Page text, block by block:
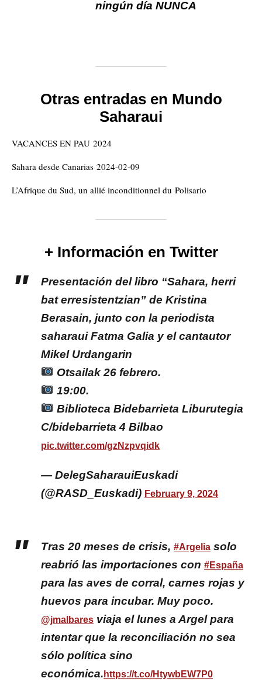
ningún día NUNCA
Otras entradas en Mundo
Saharaui
VACANCES EN PAU 2024
Sahara desde Canarias 2024-02-09
L’Afrique du Sud, un allié inconditionnel du Polisario
+ Información en Twitter
Presentación del libro “Sahara, herri
bat erresistentzian” de Kristina
Berasain, junto con la periodista
saharaui Fatma Galia y el cantautor
Mikel Urdangarin
Otsailak 26 febrero.
19:00.
Biblioteca Bidebarrieta Liburutegia
C/bidebarrieta 4 Bilbao
pic.twitter.com/gzNzpvqidk
— DelegSaharauiEuskadi
(@RASD_Euskadi) February 9, 2024
Tras 20 meses de crisis, #Argelia solo
reabrió las importaciones con #España
para las aves de corral, carnes rojas y
huevos para incubar. Muy poco.
@jmalbares viaja el lunes a Argel para
intentar que la reconciliación no sea
sólo política sino
económica. https://t.co/HtywbEW7P0